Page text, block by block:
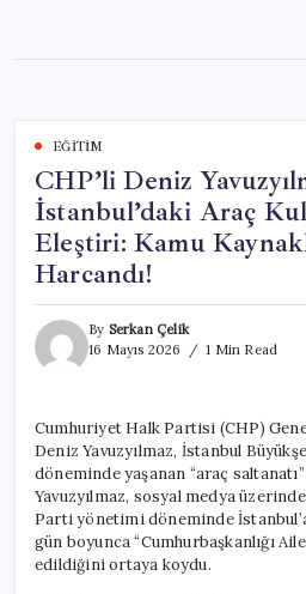
content
EĞITIM
CHP’li Deniz
İstanbul’daki Araç
Eleştiri: Kamu
Harcandı!
By Serkan Çelik
16 Mayıs 2026
1 Min Read
Cumhuriyet Halk Partisi (CHP)
Deniz Yavuzyılmaz, İstanbul
döneminde yaşanan “araç
Yavuzyılmaz, sosyal medya
Parti yönetimi döneminde
gün boyunca “Cumhurbaşkanlığı
edildiğini ortaya koydu.